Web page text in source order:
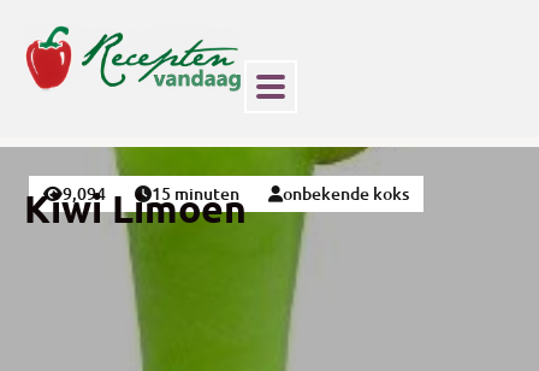
9,094 15 minuten onbekende koks
Kiwi Limoen